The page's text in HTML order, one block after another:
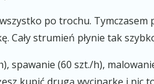
po trochu.
Cały strumień płynie tak
spawanie (60 szt./h),